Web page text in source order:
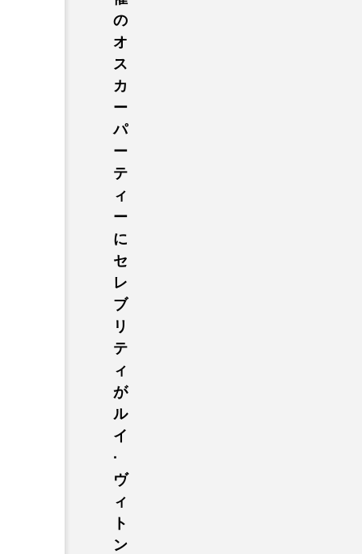
の
オ
ス
カ
ー
パ
ー
テ
ィ
ー
に
セ
レ
ブ
リ
テ
ィ
が
ル
イ
·
ヴ
ィ
ト
ン